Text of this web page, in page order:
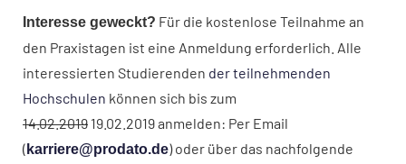
Interesse geweckt? Für die kostenlose Teilnahme an
den Praxistagen ist eine Anmeldung erforderlich. Alle
interessierten Studierenden der teilnehmenden
Hochschulen können sich bis zum
14.02.2019 19.02.2019 anmelden: Per Email
( karriere@prodato.de) oder über das nachfolgende